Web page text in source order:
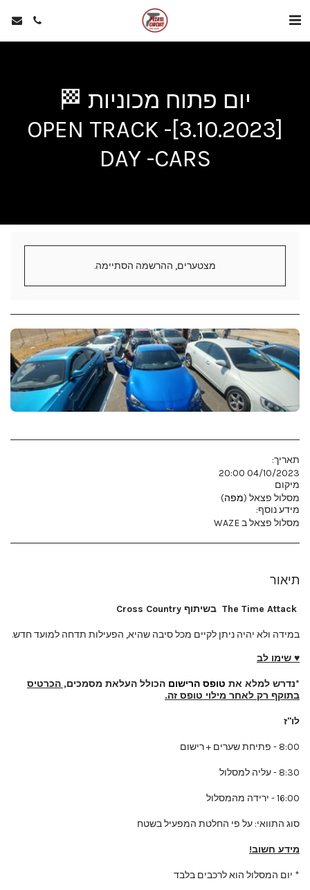
יום פתוח מכוניות 🏁
[3.10.2023]- OPEN TRACK
DAY -CARS
מצטערים, ההרשמה הסתיימה.
תאריך:
04/10/2023 20:00
מיקום
מסלול פצאל (מפה)
מידע נוסף:
מסלול פצאל ב WAZE
תיאור
בשיתוף Cross Country
במידה ולא יהיה ניתן לקיים מכל סיבה שהיא, הפעילות תדחה למועד חדש.
♥ שימו לב
*נדרש למלא את טופס הרישום הכולל העלאת מסמכים, הכרטיס
בתוקף רק לאחר מילוי טופס זה.
לו"ז
8:00 - פתיחת שערים + רישום
8:30 - עליה למסלול
16:00 - ירידה מהמסלול
סוג התוואי: על פי החלטת המפעיל בשטח
מידע חשוב!
* יום המסלול הוא לרכבים בלבד